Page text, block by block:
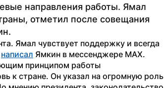
направления работы. Ямал
отметил после совещания
Ямал чувствует поддержку и всегда
написал Ямкин в мессенджере МАХ.
принципом работы
к стране. Он указал на огромную роль